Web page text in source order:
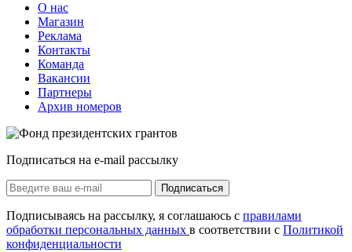
О нас
Магазин
Реклама
Контакты
Команда
Вакансии
Партнеры
Архив номеров
Подписаться на e-mail рассылку
Подписаться
Подписываясь на рассылку, я соглашаюсь с правилами
обработки персональных данных в соответствии с Политикой
конфиденциальности